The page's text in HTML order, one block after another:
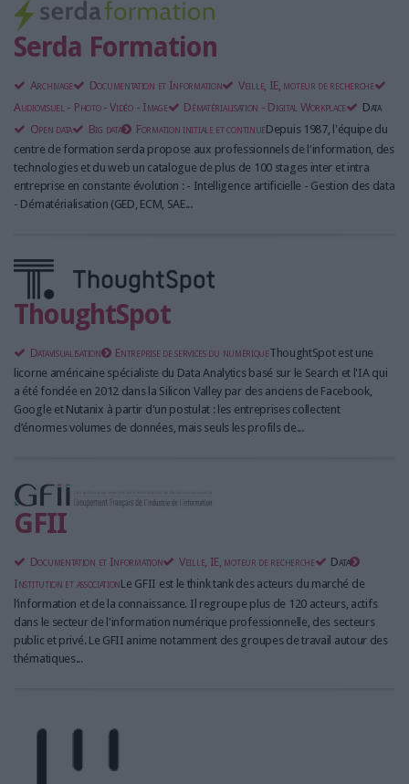
Serda Formation
Archivage Documentation et Information
Veille, IE, moteur de recherche
Audiovisuel - Photo - Vidéo - Image
Dématérialisation - Digital Workplace
Data
Open data
Big data Formation initiale et continueDepuis 1987, l'équipe du
centre de formation serda propose aux professionnels de l'information, des
technologies et du web un catalogue de plus de 100 stages inter et intra
entreprise en constante évolution : - Intelligence artificielle - Gestion des data
- Dématérialisation (GED, ECM, SAE...
ThoughtSpot
Datavisualisation Entreprise de services du numériqueThoughtSpot est une
licorne américaine spécialiste du Data Analytics basé sur le Search et l'IA qui
a été fondée en 2012 dans la Silicon Valley par des anciens de Facebook,
Google et Nutanix à partir d'un postulat : les entreprises collectent
d’énormes volumes de données, mais seuls les profils de...
GFII
Documentation et Information Veille, IE, moteur de recherche
Data
Institution et associationLe GFII est le think tank des acteurs du marché de
l’information et de la connaissance. Il regroupe plus de 120 acteurs, actifs
dans le secteur de l'information numérique professionnelle, des secteurs
public et privé. Le GFII anime notamment des groupes de travail autour des
thématiques...